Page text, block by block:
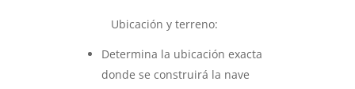
Ubicación y terreno:
Determina la ubicación exacta
donde se construirá la nave